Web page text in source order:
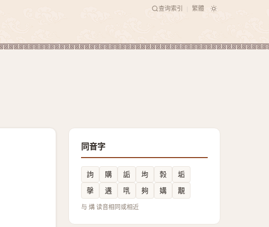
查询索引 繁體
同音字
訽 購 詬 坸 㝅
垢
撀
遘 啂 夠 媾 覯
与 煹 读音相同或相近